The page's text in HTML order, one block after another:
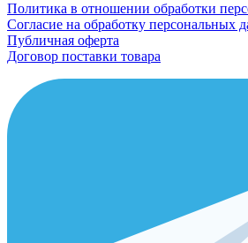
Политика в отношении обработки
Согласие на обработку персональных
Публичная оферта
Договор поставки товара